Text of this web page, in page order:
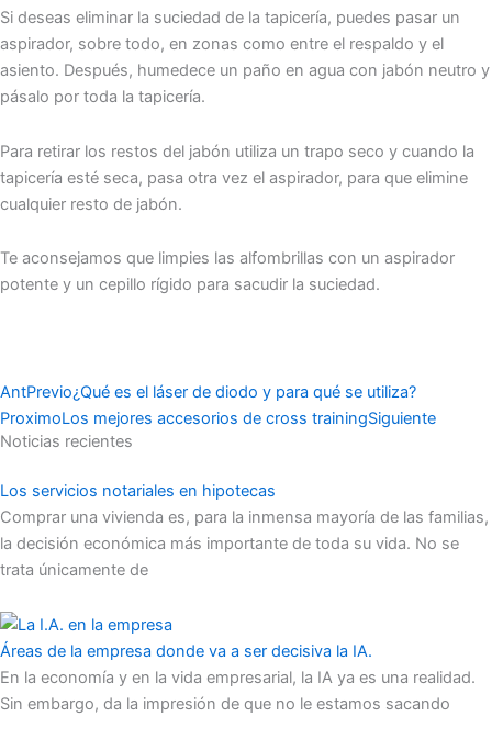
Si deseas eliminar la suciedad de la tapicería, puedes pasar un
aspirador, sobre todo, en zonas como entre el respaldo y el
asiento. Después, humedece un paño en agua con jabón neutro y
pásalo por toda la tapicería.
Para retirar los restos del jabón utiliza un trapo seco y cuando la
tapicería esté seca, pasa otra vez el aspirador, para que elimine
cualquier resto de jabón.
Te aconsejamos que limpies las alfombrillas con un aspirador
potente y un cepillo rígido para sacudir la suciedad.
AntPrevio¿Qué es el láser de diodo y para qué se utiliza?
ProximoLos mejores accesorios de cross trainingSiguiente
Noticias recientes
Los servicios notariales en hipotecas
Comprar una vivienda es, para la inmensa mayoría de las familias,
la decisión económica más importante de toda su vida. No se
trata únicamente de
Áreas de la empresa donde va a ser decisiva la IA.
En la economía y en la vida empresarial, la IA ya es una realidad.
Sin embargo, da la impresión de que no le estamos sacando